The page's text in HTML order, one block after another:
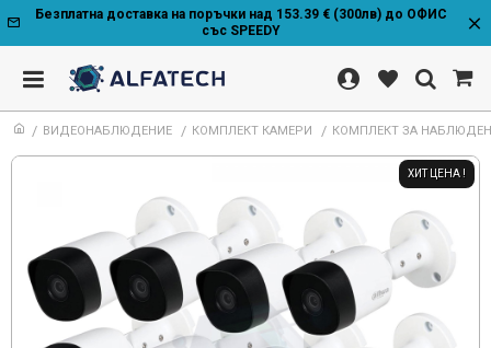
Безплатна доставка на поръчки над 153.39 € (300лв) до ОФИС
със SPEEDY
ВИДЕОНАБЛЮДЕНИЕ КОМПЛЕКТ КАМЕРИ КОМПЛЕКТ ЗА
ХИТ ЦЕНА !